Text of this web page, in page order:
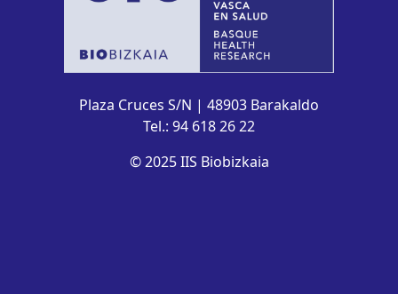
Plaza Cruces S/N | 48903 Barakaldo
Tel.: 94 618 26 22
© 2025 IIS Biobizkaia